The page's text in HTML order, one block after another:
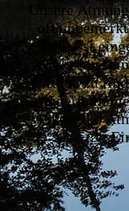
Unsere
oft
bewusst
Werkzeug
Ruhe zu
steigern. In
Piko-Piko